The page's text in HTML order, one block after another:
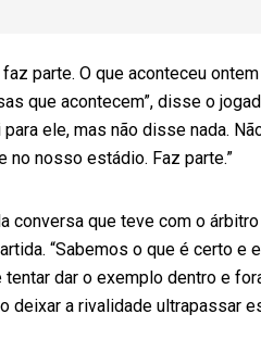
parte. O que aconteceu
que acontecem”, disse o
ele, mas não disse nada.
no nosso estádio. Faz parte.”
conversa que teve com o
“Sabemos o que é certo
dar o exemplo dentro e
deixar a rivalidade ultrapassar